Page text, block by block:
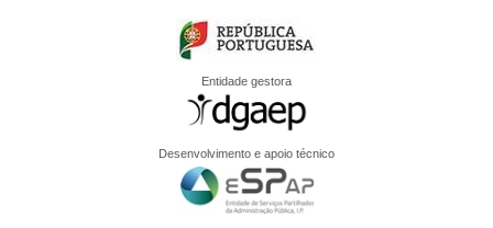
Entidade gestora
Desenvolvimento e apoio técnico